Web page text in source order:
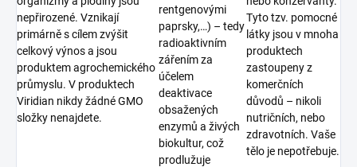
nepřirozené. Vznikají
primárně s cílem zvýšit
celkový výnos a jsou
produktem agrochemického
průmyslu. V produktech
Viridian nikdy žádné GMO
složky nenajdete.
rentgenovými
paprsky,…) – tedy
radioaktivním
zářením za
účelem
deaktivace
obsažených
enzymů a živých
biokultur, což
prodlužuje
Tyto tzv. pomocné
látky jsou v mnoha
produktech
zastoupeny z
komerčních
důvodů – nikoli
nutričních, nebo
zdravotních. Vaše
tělo je nepotřebuje.